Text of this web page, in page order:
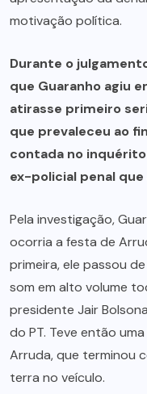
motivação política.
Durante o
que Guaranho agiu
atirasse primeiro
que prevaleceu ao
contada no
ex-policial penal
Pela investigação,
ocorria a festa de
primeira, ele passou
som em alto volume
presidente Jair
do PT. Teve então
Arruda, que terminou
terra no veículo.